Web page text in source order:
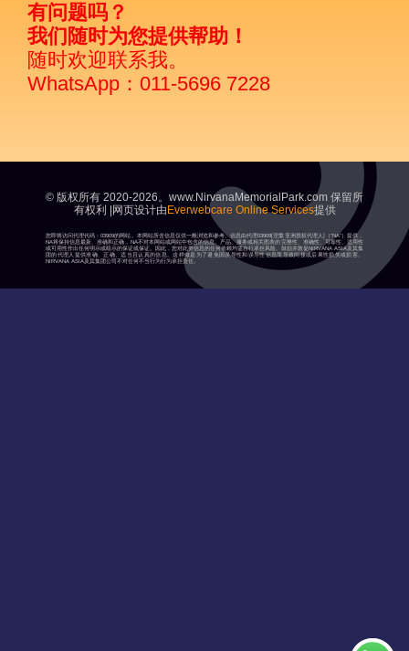
有问题吗？
我们随时为您提供帮助！
随时欢迎联系我。
WhatsApp：011-5696 7228
© 版权所有 2020-2026。www.NirvanaMemorialPark.com 保留所
有权利 |网页设计由 Everwebcare Online Services提供
您即将访问代理代码：03909的网站。本网站所含信息仅供一般浏览和参考。信息由代理03909[涅槃亚洲授权代理人]（“NA”）提供，
NA将保持信息最新、准确和正确，NA不对本网站或网站中包含的信息、产品、服务或相关图表的完整性、准确性、可靠性、适用性
或可用性作出任何明示或暗示的保证或保证。因此，您对此类信息的任何依赖均需自行承担风险。鼓励并敦促NIRVANA ASIA及其集
团的代理人提供准确、正确、适当且认真的信息。这样做是为了避免因误导性和误导性信息而导致间接或后果性损失或损害。
NIRVANA ASIA及其集团公司不对任何不当行为行为承担责任。